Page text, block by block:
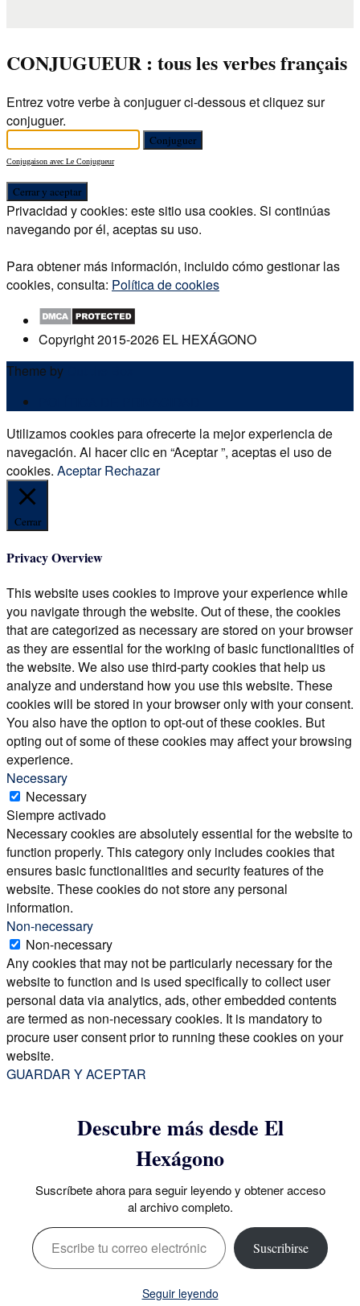
CONJUGUEUR : tous les verbes français
Entrez votre verbe à conjuguer ci-dessous et cliquez sur
conjuguer.
Conjugaison avec Le Conjugueur
Privacidad y cookies: este sitio usa cookies. Si continúas
navegando por él, aceptas su uso.
Para obtener más información, incluido cómo gestionar las
cookies, consulta: Política de cookies
Copyright 2015-2026 EL HEXÁGONO
Theme by
Utilizamos cookies para ofrecerte la mejor experiencia de
navegación. Al hacer clic en “Aceptar ”, aceptas el uso de
cookies. Aceptar Rechazar
Cerrar
Privacy Overview
This website uses cookies to improve your experience while
you navigate through the website. Out of these, the cookies
that are categorized as necessary are stored on your browser
as they are essential for the working of basic functionalities of
the website. We also use third-party cookies that help us
analyze and understand how you use this website. These
cookies will be stored in your browser only with your consent.
You also have the option to opt-out of these cookies. But
opting out of some of these cookies may affect your browsing
experience.
Necessary
Necessary
Siempre activado
Necessary cookies are absolutely essential for the website to
function properly. This category only includes cookies that
ensures basic functionalities and security features of the
website. These cookies do not store any personal
information.
Non-necessary
Non-necessary
Any cookies that may not be particularly necessary for the
website to function and is used specifically to collect user
personal data via analytics, ads, other embedded contents
are termed as non-necessary cookies. It is mandatory to
procure user consent prior to running these cookies on your
website.
GUARDAR Y ACEPTAR
Descubre más desde El
Hexágono
Suscríbete ahora para seguir leyendo y obtener acceso
al archivo completo.
Escribe tu correo electrónico…
Suscribirse
Seguir leyendo